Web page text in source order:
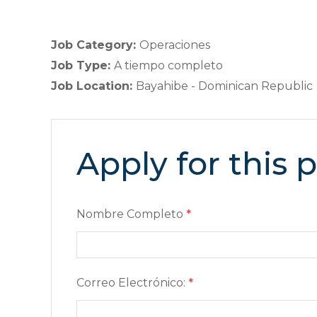
Job Category: Operaciones
Job Type: A tiempo completo
Job Location: Bayahibe - Dominican Republic
Apply for this
Nombre Completo *
Correo Electrónico: *